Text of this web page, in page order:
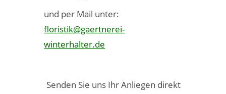
und per Mail unter:
floristik@gaertnerei-
winterhalter.de
Senden Sie uns Ihr Anliegen direkt